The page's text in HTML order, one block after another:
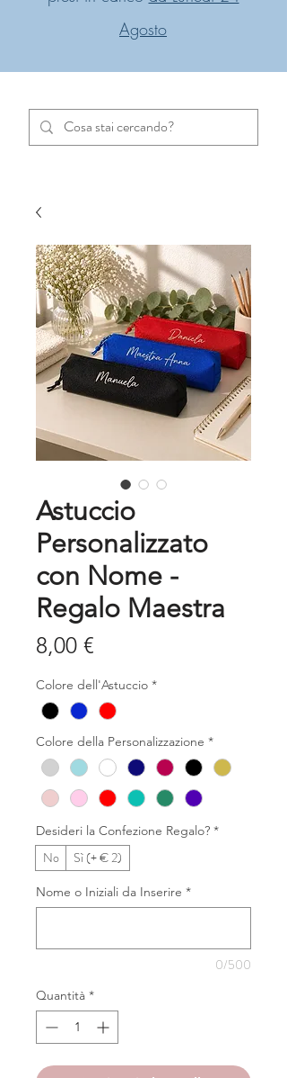
Agosto
Astuccio
Personalizzato
con Nome -
Regalo Maestra
8,00 €
Colore dell'Astuccio *
Colore della Personalizzazione *
Desideri la Confezione Regalo? *
No Sì (+ € 2)
Nome o Iniziali da Inserire *
0/500
Quantità *